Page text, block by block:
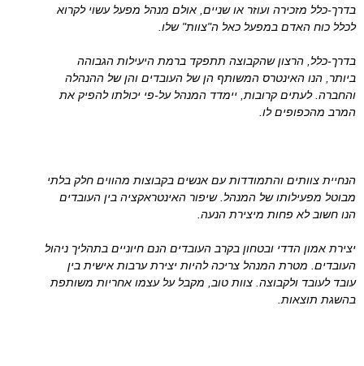
בדרך-כלל מזכירה ועוזר או שניים, אולם מנהל מפעל עשוי לקרוא
לכלל כוח האדם במפעל כאל ה"צוות" שלו.
בדרך-כלל, הרצון שהקבוצה תתפקד ברמת היעילות הגבוהה
ביותר, הנו האינטרס המשותף הן של העובדים והן של ההנהלה
והחברה. לעתים קרובות, יימדד המנהל על-פי יכולתו להפיק את
המרב מהכפופים לו.
הנחיית צוותים והתמודדות עם אנשים בקבוצות מהווים חלק בלתי
מבוטל מפעילותו של המנהל. שיפור האינטראקציה בין העובדים
הנו חשוב לא פחות מיצירת הנעה.
יצירת אמון הדדי ובטחון בקרב העובדים הנם חיוניים בתהליך ניהול
העובדים. מטרת המנהל צריכה להיות יצירת ערבות אישית בין
עובד לעובד ולקבוצה. צוות טוב, מקבל על עצמו אחריות משותפת
בהשגת תוצאות.